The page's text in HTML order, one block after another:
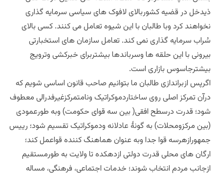
ذیدخل در قضیه کشوربالای لافوک های سیاسی سرمایه گذاری
نخواهند کرد وبا طالبان با این شیوه تعامل می کنند. کسی بالای
سُراب سرمایه گذاری نمی کند. تعامل سازمان های استخبارتی
بیرونی با این حلقه ها وسرباندها بیشتربرای خبرکشی وترویج
بیشترجاسوس بازاری است.
اگرپس ازبراندازی طالبان ما بتوانیم صاحب قانون اساسی شویم که
درآن تمرکز اصلی روی ساختاردموکراتیک ونامتمرکزغیرفدرالی معطوف
شود؛ قدرت درسطح افقی( بین سه قوای حکومت) وبه طورعمودی
(بین مرکزومحلات) به گونۀ عادلانه ودموکراتیک تقسیم شود؛ رییس
جمهورازهرسه قوا جدا وبه عنوان هماهنگ کننده قواعمل کند؛
ارگان های محلی قدرت دولتی ازدهکده تا ولایت به طورمستقیم
ازجانب مردم انتخاب شوند؛ خدمات اجتماعی، فرهنگی، مساله